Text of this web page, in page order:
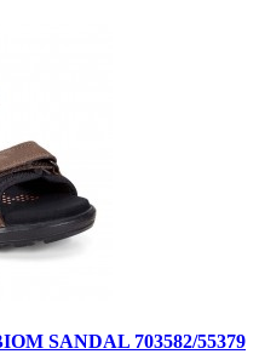
SANDAL 703582/55379